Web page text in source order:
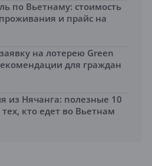
по Вьетнаму: стоимость
и прайс на
на лотерею Green
для граждан
из Нячанга: полезные 10
тех, кто едет во Вьетнам